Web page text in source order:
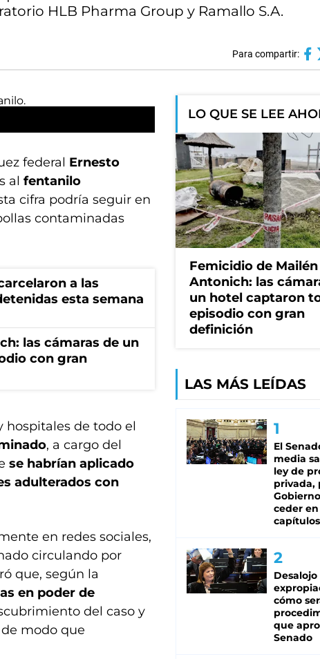
HLB Pharma Group y Ramallo S.A.
Para compartir:
federal Ernesto
al fentanilo
cifra podría seguir en
contaminadas
a las
esta semana
las cámaras de un
con gran
hospitales de todo el
, a cargo del
se habrían aplicado
adulterados con
en redes sociales,
circulando por
que, según la
en poder de
del caso y
de modo que
LO QUE SE LEE
Femicidio de Mailén
Antonich: las
un hotel captaron
episodio con gran
definición
LAS MÁS LEÍDAS
El
media
ley de
privada,
ceder
capítulos
cómo
que
Senado